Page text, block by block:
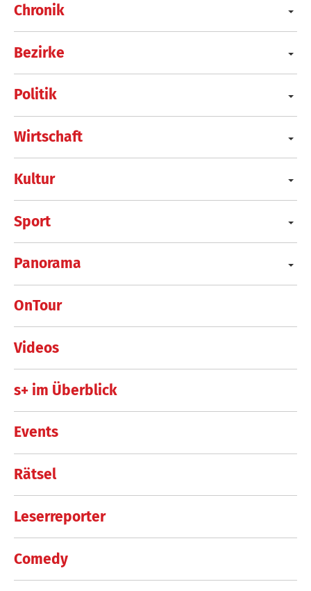
Chronik
Bezirke
Politik
Wirtschaft
Kultur
Sport
Panorama
OnTour
Videos
s+ im Überblick
Events
Rätsel
Leserreporter
Comedy